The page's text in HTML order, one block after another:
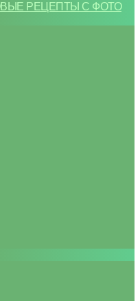
РЕЦЕПТЫ С ФОТО